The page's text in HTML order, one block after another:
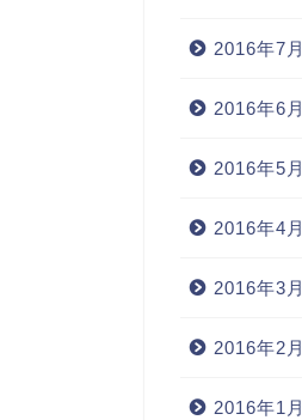
2016年7月
2016年6月
2016年5月
2016年4月
2016年3月
2016年2月
2016年1月